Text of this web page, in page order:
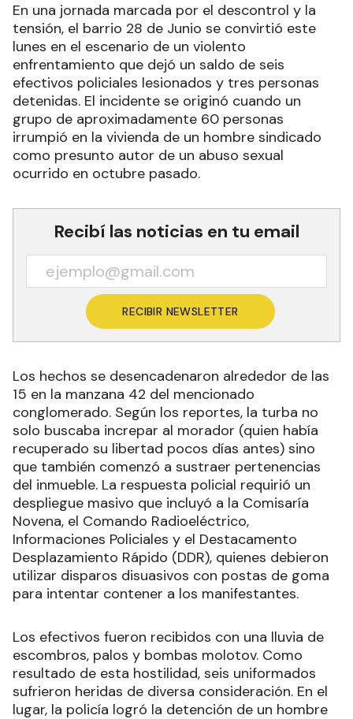
En una jornada marcada por el descontrol y la
tensión, el barrio 28 de Junio se convirtió este
lunes en el escenario de un violento
enfrentamiento que dejó un saldo de seis
efectivos policiales lesionados y tres personas
detenidas. El incidente se originó cuando un
grupo de aproximadamente 60 personas
irrumpió en la vivienda de un hombre sindicado
como presunto autor de un abuso sexual
ocurrido en octubre pasado.
Recibí las noticias en tu email
RECIBIR NEWSLETTER
Los hechos se desencadenaron alrededor de las
15 en la manzana 42 del mencionado
conglomerado. Según los reportes, la turba no
solo buscaba increpar al morador (quien había
recuperado su libertad pocos días antes) sino
que también comenzó a sustraer pertenencias
del inmueble. La respuesta policial requirió un
despliegue masivo que incluyó a la Comisaría
Novena, el Comando Radioeléctrico,
Informaciones Policiales y el Destacamento
Desplazamiento Rápido (DDR), quienes debieron
utilizar disparos disuasivos con postas de goma
para intentar contener a los manifestantes.
Los efectivos fueron recibidos con una lluvia de
escombros, palos y bombas molotov. Como
resultado de esta hostilidad, seis uniformados
sufrieron heridas de diversa consideración. En el
lugar, la policía logró la detención de un hombre